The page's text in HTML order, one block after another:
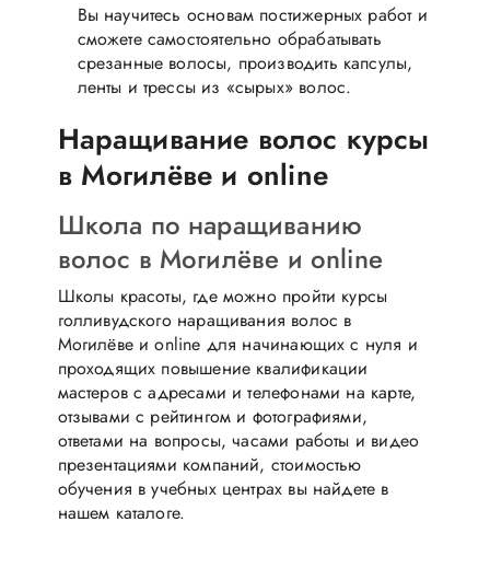
Вы научитесь основам постижерных работ и
сможете самостоятельно обрабатывать
срезанные волосы, производить капсулы,
ленты и трессы из «сырых» волос.
Наращивание волос курсы
в Могилёве и online
Школа по наращиванию
волос в Могилёве и online
Школы красоты, где можно пройти курсы
голливудского наращивания волос в
Могилёве и online для начинающих с нуля и
проходящих повышение квалификации
мастеров с адресами и телефонами на карте,
отзывами с рейтингом и фотографиями,
ответами на вопросы, часами работы и видео
презентациями компаний, стоимостью
обучения в учебных центрах вы найдете в
нашем каталоге.